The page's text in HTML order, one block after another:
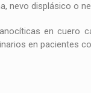
nevo displásico o
en cuero
en pacientes